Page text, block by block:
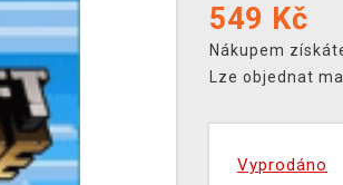
549 Kč
Nákupem
Lze objednat
Vyprodáno